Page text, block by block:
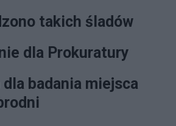
takich śladów
dla Prokuratury
badania miejsca